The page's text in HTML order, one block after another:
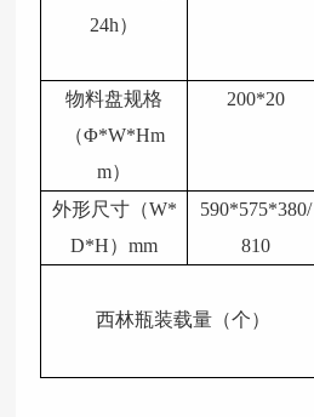
24h）
物料盘规格
（Φ*W*Hm
m）
200*20
外形尺寸（W*
D*H）mm
590*575*380/
810
西林瓶装载量（个）